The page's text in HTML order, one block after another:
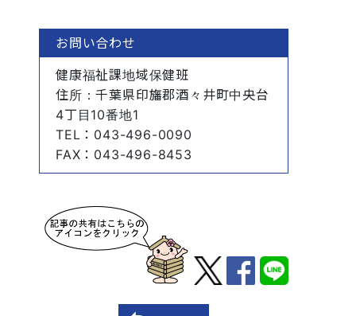
お問い合わせ
健康福祉課地域保健班
住所 ：千葉県印旛郡酒々井町中央台
4丁目10番地1
TEL ：043-496-0090
FAX ：043-496-8453